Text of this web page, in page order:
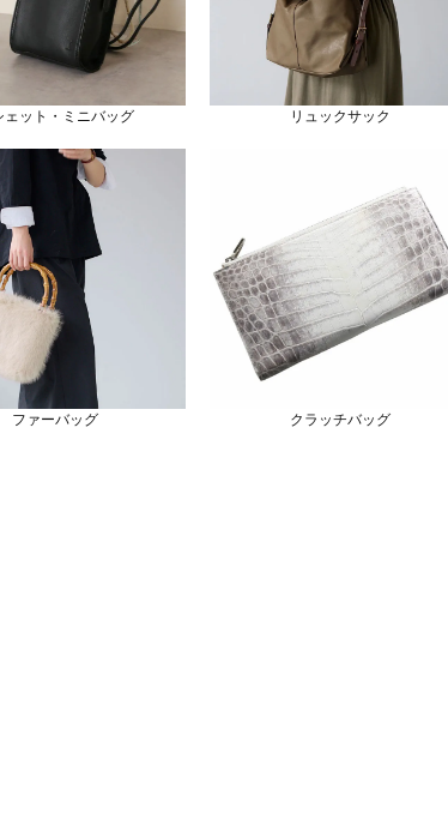
ェット・ミニバッグ リュックサック
ファーバッグ クラッチバッグ